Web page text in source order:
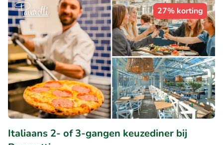
27% korting
Italiaans 2- of 3-gangen keuzediner bij